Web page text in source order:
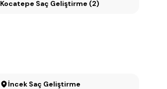
Kocatepe Saç Geliştirme (2)
İncek Saç Geliştirme